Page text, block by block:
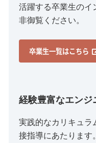
活躍する卒業生のイ
非御覧ください。
卒業生一覧はこちら
経験豊富なエンジ
実践的なカリキュラ
接指導にあたります。